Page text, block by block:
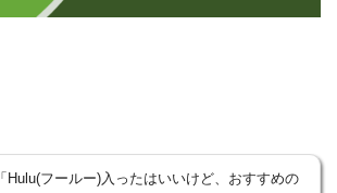
「Hulu(フールー)入ったはいいけど、おすすめの